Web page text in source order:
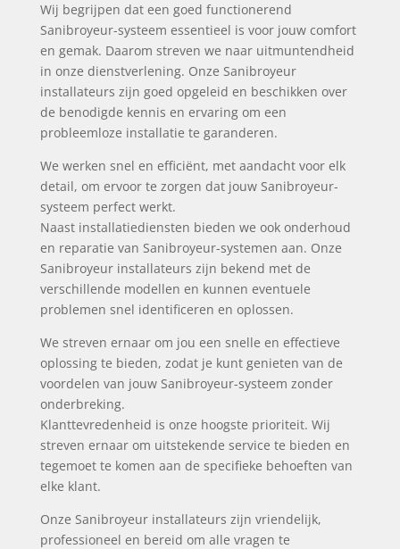
Wij begrijpen dat een goed functionerend
Sanibroyeur-systeem essentieel is voor jouw comfort
en gemak. Daarom streven we naar uitmuntendheid
in onze dienstverlening. Onze Sanibroyeur
installateurs zijn goed opgeleid en beschikken over
de benodigde kennis en ervaring om een
probleemloze installatie te garanderen.
We werken snel en efficiënt, met aandacht voor elk
detail, om ervoor te zorgen dat jouw Sanibroyeur-
systeem perfect werkt.
Naast installatiediensten bieden we ook onderhoud
en reparatie van Sanibroyeur-systemen aan. Onze
Sanibroyeur installateurs zijn bekend met de
verschillende modellen en kunnen eventuele
problemen snel identificeren en oplossen.
We streven ernaar om jou een snelle en effectieve
oplossing te bieden, zodat je kunt genieten van de
voordelen van jouw Sanibroyeur-systeem zonder
onderbreking.
Klanttevredenheid is onze hoogste prioriteit. Wij
streven ernaar om uitstekende service te bieden en
tegemoet te komen aan de specifieke behoeften van
elke klant.
Onze Sanibroyeur installateurs zijn vriendelijk,
professioneel en bereid om alle vragen te